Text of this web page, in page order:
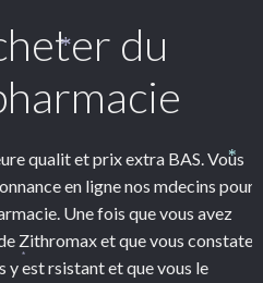
du
qualit et prix extra BAS. Vous
en ligne nos mdecins pour
Une fois que vous avez
Zithromax et que vous constatez
est rsistant et que vous le
*
*